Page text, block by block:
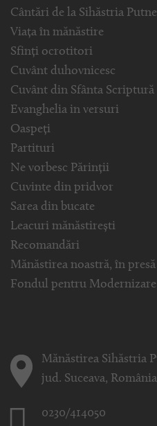
Cântări de la Sihăstria
Viața în mănăstire
Sfinți ocrotitori
Cuvânt duhovnicesc
Cuvânt din Sfânta Scriptură
Evanghelia in versuri
Oaspeți
Partituri
Ne vorbesc Părinții
Cuvinte din pridvor
Sarea din bucate
Leacuri mănăstirești
Recomandări
Mănăstirea noastră, în presă
Fondul pentru Modernizare
Mănăstirea Sihăstria
jud. Suceava, România
0230/414050